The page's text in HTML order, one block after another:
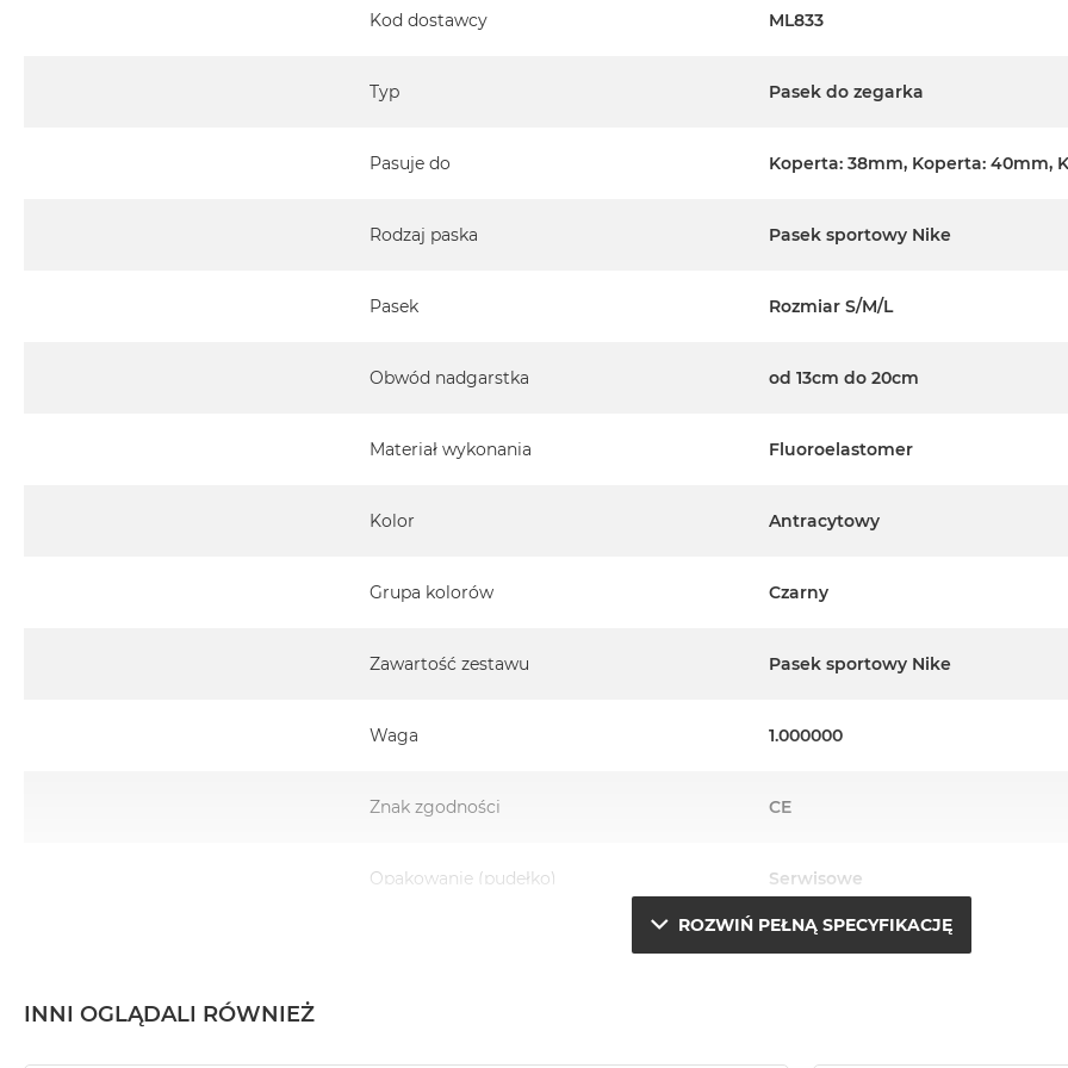
Kod dostawcy ML833
Typ Pasek do zegarka
Pasuje do Koperta: 38mm, Koperta: 40mm,
Rodzaj paska Pasek sportowy Nike
Pasek Rozmiar S/M/L
Obwód nadgarstka od 13cm do 20cm
Materiał wykonania Fluoroelastomer
Kolor Antracytowy
Grupa kolorów Czarny
Zawartość zestawu Pasek sportowy Nike
Waga 1.000000
Znak zgodności CE
Opakowanie (pudełko) Serwisowe
ROZWIŃ PEŁNĄ SPECYFIKACJĘ
INNI OGLĄDALI RÓWNIEŻ